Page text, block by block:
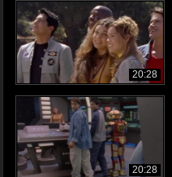
20:28
20:28